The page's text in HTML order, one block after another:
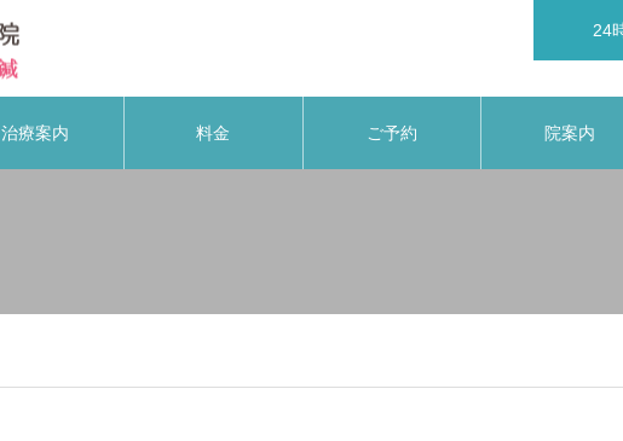
24
治療案内 料金 ご予約 院案内